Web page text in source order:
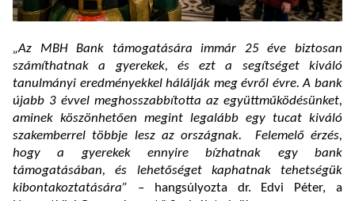
„Az MBH Bank támogatására immár 25 éve biztosan
számíthatnak a gyerekek, és ezt a segítséget kiváló
tanulmányi eredményekkel hálálják meg évről évre. A bank
újabb 3 évvel meghosszabbította az együttműködésünket,
aminek köszönhetően megint legalább egy tucat kiváló
szakemberrel többje lesz az országnak.
Felemelő érzés,
hogy a gyerekek ennyire bízhatnak egy bank
támogatásában, és lehetőséget kaphatnak tehetségük
kibontakoztatására” – hangsúlyozta dr. Edvi Péter, a